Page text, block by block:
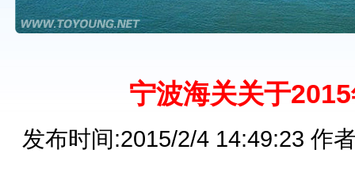
宁波海关关于
发布时间:2015/2/4 14:49:23 作